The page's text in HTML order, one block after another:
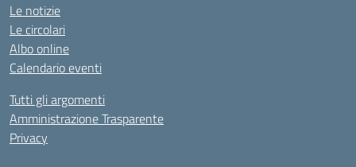
Le notizie
Le circolari
Albo online
Calendario eventi
Tutti gli argomenti
Amministrazione Trasparente
Privacy